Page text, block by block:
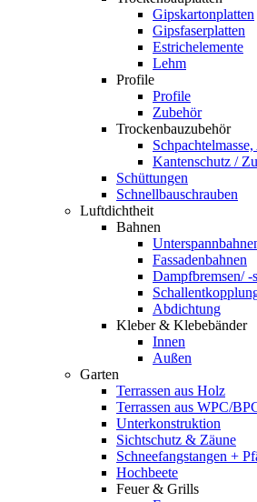
Gipskartonplatten
Gipsfaserplatten
Estrichelemente
Lehm
Profile
Profile
Zubehör
Trockenbauzubehör
Kantenschutz /
Schüttungen
Schnellbauschrauben
Luftdichtheit
Bahnen
Fassadenbahnen
Dampfbremsen/ -
Abdichtung
Kleber & Klebebänder
Innen
Außen
Garten
Terrassen aus Holz
Terrassen aus WPC/
Unterkonstruktion
Sichtschutz & Zäune
Schneefangstangen +
Hochbeete
Feuer & Grills